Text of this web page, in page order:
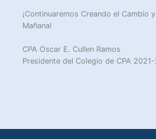
¡Continuaremos Creando el Cambio
Mañana!
CPA Oscar E. Cullen Ramos
Presidente del Colegio de CPA